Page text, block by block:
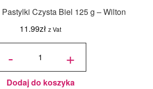
Czysta Biel 125 g – Wilton
11.99zł z Vat
-
ilość
Pastylki
Czysta
Bielg - +
Dodaj do koszyka